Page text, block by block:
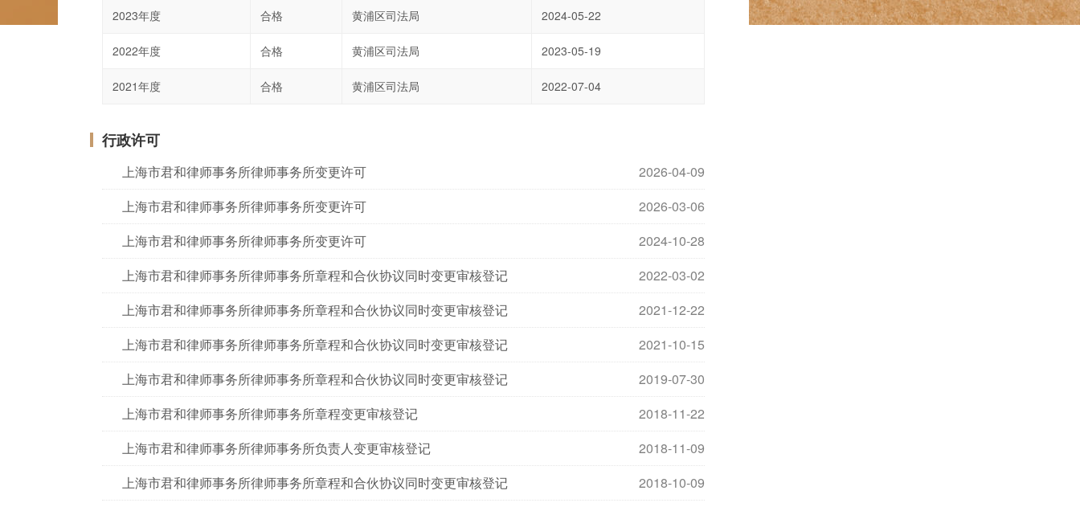
2023年度 合格 黄浦区司法局 2024-05-22
2022年度 合格 黄浦区司法局 2023-05-19
2021年度 合格 黄浦区司法局 2022-07-04
行政许可
2026-04-09
上海市君和律师事务所律师事务所变更许可
2026-03-06
上海市君和律师事务所律师事务所变更许可
2024-10-28
上海市君和律师事务所律师事务所变更许可
2022-03-02
上海市君和律师事务所律师事务所章程和合伙协议同时变更审核登记
2021-12-22
上海市君和律师事务所律师事务所章程和合伙协议同时变更审核登记
2021-10-15
上海市君和律师事务所律师事务所章程和合伙协议同时变更审核登记
2019-07-30
上海市君和律师事务所律师事务所章程和合伙协议同时变更审核登记
2018-11-22
上海市君和律师事务所律师事务所章程变更审核登记
2018-11-09
上海市君和律师事务所律师事务所负责人变更审核登记
2018-10-09
上海市君和律师事务所律师事务所章程和合伙协议同时变更审核登记